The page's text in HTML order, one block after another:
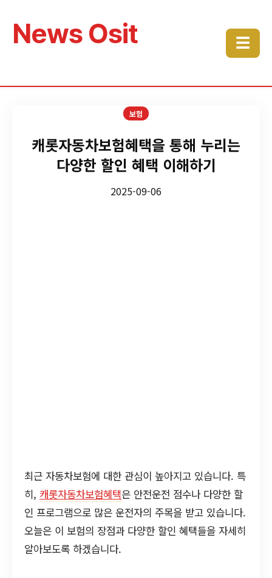
News Osit ☰
보험
캐롯자동차보험혜택을 통해 누리는
다양한 할인 혜택 이해하기
2025-09-06
최근 자동차보험에 대한 관심이 높아지고 있습니다. 특
히, 캐롯자동차보험혜택은 안전운전 점수나 다양한 할
인 프로그램으로 많은 운전자의 주목을 받고 있습니다.
오늘은 이 보험의 장점과 다양한 할인 혜택들을 자세히
알아보도록 하겠습니다.